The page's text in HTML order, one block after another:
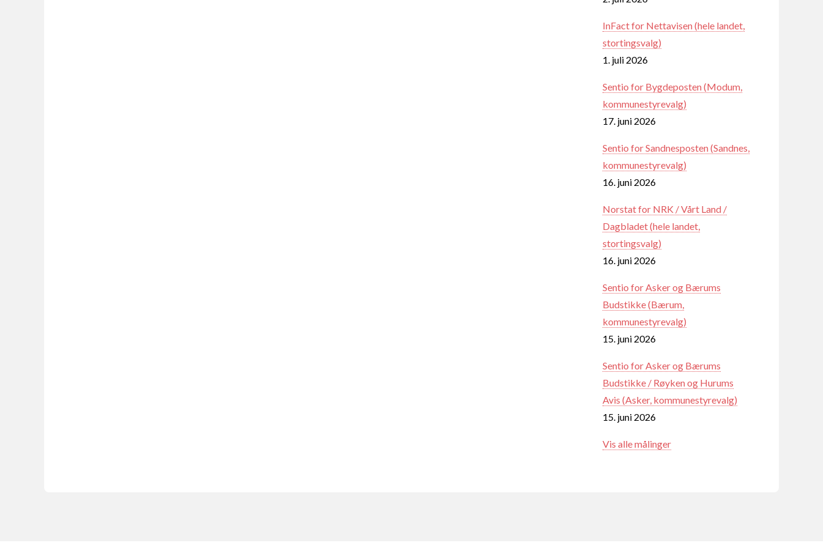
InFact for Nettavisen (hele landet,
stortingsvalg)
1. juli 2026
Sentio for Bygdeposten (Modum,
kommunestyrevalg)
17. juni 2026
Sentio for Sandnesposten (Sandnes,
kommunestyrevalg)
16. juni 2026
Norstat for NRK / Vårt Land /
Dagbladet (hele landet,
stortingsvalg)
16. juni 2026
Sentio for Asker og Bærums
Budstikke (Bærum,
kommunestyrevalg)
15. juni 2026
Sentio for Asker og Bærums
Budstikke / Røyken og Hurums
Avis (Asker, kommunestyrevalg)
15. juni 2026
Vis alle målinger